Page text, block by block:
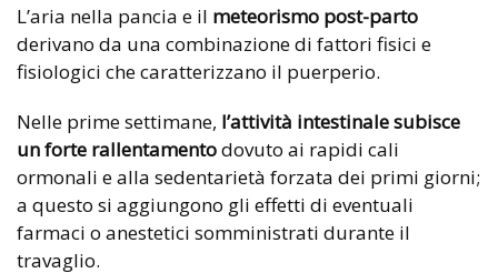
L’aria nella pancia e il meteorismo post-parto
derivano da una combinazione di fattori fisici e
fisiologici che caratterizzano il puerperio.
Nelle prime settimane, l’attività intestinale subisce
un forte rallentamentodovuto ai rapidi cali
ormonali e alla sedentarietà forzata dei primi giorni;
a questo si aggiungono gli effetti di eventuali
farmaci o anestetici somministrati durante il
travaglio.